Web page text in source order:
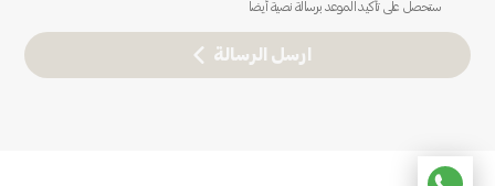
ستحصل على تأكيد الموعد برسالة نصية أيضاً
ارسل الرسالة